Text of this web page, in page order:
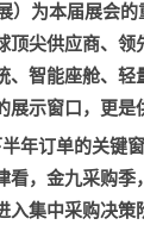
） 为本届展会的
顶尖供应商、
、智能座舱、轻
展示窗口，更是
年订单的关键
看，金九采购
入集中采购决